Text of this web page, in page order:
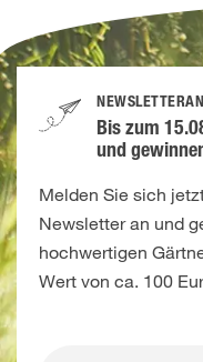
Bis zum
und
Melden Sie sich
Newsletter an und
hochwertigen
Wert von ca. 100